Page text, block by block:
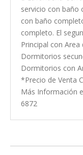
servicio con baño
con baño
completo. El
Principal con
Dormitorios
Dormitorios con
*Precio de Venta
Más Información
6872